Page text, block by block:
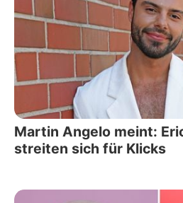
Martin Angelo meint:
streiten sich für Klicks